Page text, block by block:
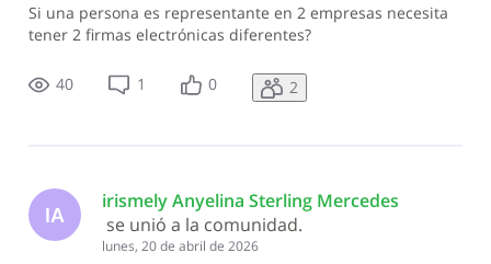
Si una persona es representante en 2 empresas necesita
tener 2 firmas electrónicas diferentes?
40 1 0 2
IA
irismely Anyelina Sterling Mercedes
se unió a la comunidad.
lunes, 20 de abril de 2026